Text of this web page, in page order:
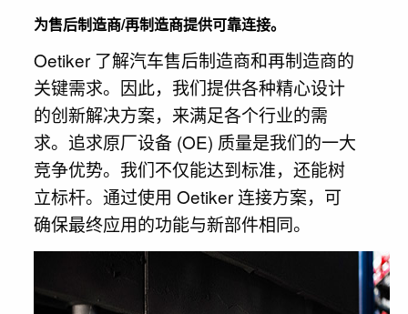
为售后制造商/再制造商提供可靠连接。
Oetiker 了解汽车售后制造商和再制造商的
关键需求。因此，我们提供各种精心设计
的创新解决方案，来满足各个行业的需
求。追求原厂设备 (OE) 质量是我们的一大
竞争优势。我们不仅能达到标准，还能树
立标杆。通过使用 Oetiker 连接方案，可
确保最终应用的功能与新部件相同。